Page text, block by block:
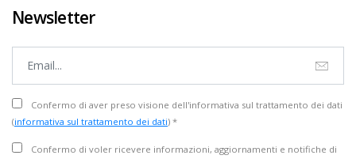
Newsletter
Confermo di aver preso visione dell'informativa sul trattamento dei dati
(informativa sul trattamento dei dati) *
Confermo di voler ricevere informazioni, aggiornamenti e notifiche di